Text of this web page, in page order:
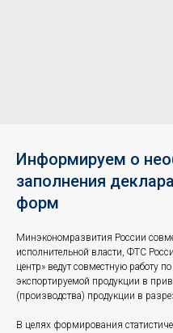
Информируем о
заполнения
форм
Минэкономразвития России
исполнительной власти, ФТС
центр» ведут совместную работу
экспортируемой продукции в
(производства) продукции в
В целях формирования